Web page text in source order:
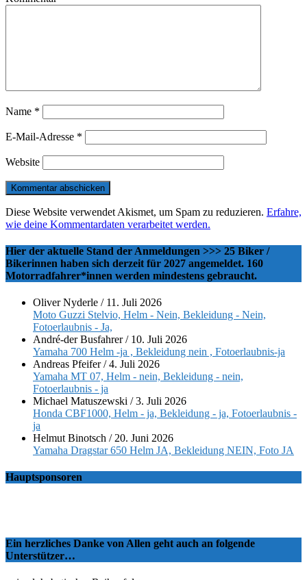
Name *
E-Mail-Adresse *
Website
Diese Website verwendet Akismet, um Spam zu reduzieren. Erfahre,
wie deine Kommentardaten verarbeitet werden.
Hier der aktuelle Stand der Anmeldungen >>> 25 Biker /
Bikerinnen haben sich derzeit für 2027 angemeldet. 160
Motorradfahrer*innen werden mindestens gebraucht.
Oliver Nyderle / 11. Juli 2026
Moto Guzzi Stelvio, Helm - Nein, Bekleidung - Nein,
Fotoerlaubnis - Ja,
André-der Busfahrer/ 10. Juli 2026
Yamaha 700 Helm -ja , Bekleidung nein , Fotoerlaubnis-ja
Andreas Pfeifer/4. Juli 2026
Yamaha MT 07, Helm - nein, Bekleidung - nein,
Fotoerlaubnis - ja
Michael Matuszewski /3. Juli 2026
Honda CBF1000, Helm - ja, Bekleidung - ja, Fotoerlaubnis -
ja
Helmut Binotsch / 20. Juni 2026
Yamaha Dragstar 650 Helm JA, Bekleidung NEIN, Foto JA
Hauptsponsoren
Ein herzliches Danke von Allen geht auch an folgende
Unterstützer…